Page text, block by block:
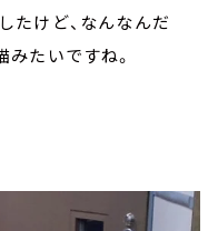
たけど、なんなんだ
たいですね。